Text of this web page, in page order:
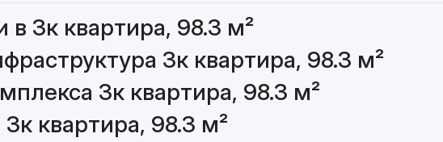
3к квартира, 98.3 м²
3к квартира, 98.3 м²
3к квартира, 98.3 м²
квартира, 98.3 м²